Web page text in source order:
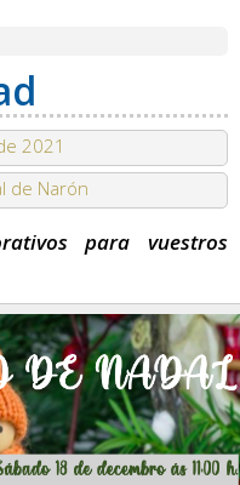
aquí
2021
de Narón
para vuestros